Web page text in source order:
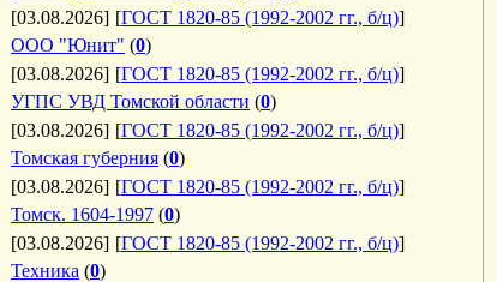
[03.08.2026] [ГОСТ 1820-85 (1992-2002 гг., б/ц)]
ООО "Юнит" (0)
[03.08.2026] [ГОСТ 1820-85 (1992-2002 гг., б/ц)]
УГПС УВД Томской области (0)
[03.08.2026] [ГОСТ 1820-85 (1992-2002 гг., б/ц)]
Томская губерния (0)
[03.08.2026] [ГОСТ 1820-85 (1992-2002 гг., б/ц)]
Томск. 1604-1997 (0)
[03.08.2026] [ГОСТ 1820-85 (1992-2002 гг., б/ц)]
Техника (0)